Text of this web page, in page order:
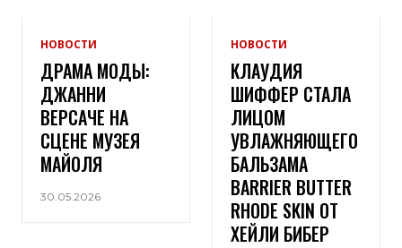
НОВОСТИ
ДРАМА МОДЫ:
ДЖАННИ
ВЕРСАЧЕ НА
СЦЕНЕ МУЗЕЯ
МАЙОЛЯ
30.05.2026
НОВОСТИ
КЛАУДИЯ
ШИФФЕР СТАЛА
ЛИЦОМ
УВЛАЖНЯЮЩЕГО
БАЛЬЗАМА
BARRIER BUTTER
RHODE SKIN ОТ
ХЕЙЛИ БИБЕР